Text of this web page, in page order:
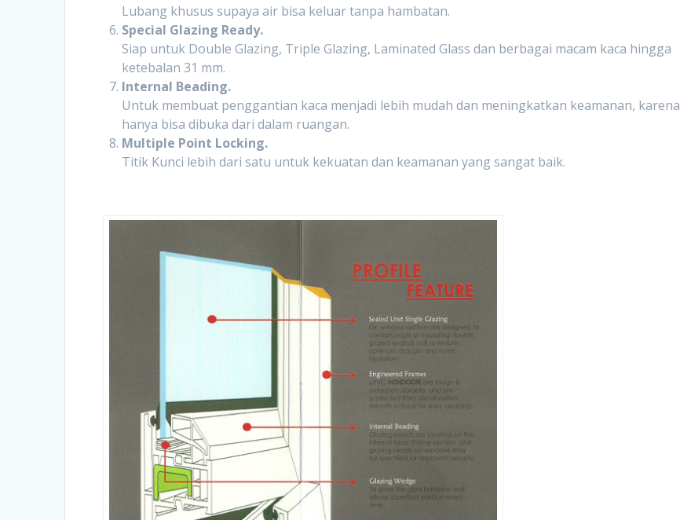
Lubang khusus supaya air bisa keluar tanpa hambatan.
Special Glazing Ready.
Siap untuk Double Glazing, Triple Glazing, Laminated Glass dan berbagai macam kaca hingga
ketebalan 31 mm.
Internal Beading.
Untuk membuat penggantian kaca menjadi lebih mudah dan meningkatkan keamanan, karena
hanya bisa dibuka dari dalam ruangan.
Multiple Point Locking.
Titik Kunci lebih dari satu untuk kekuatan dan keamanan yang sangat baik.